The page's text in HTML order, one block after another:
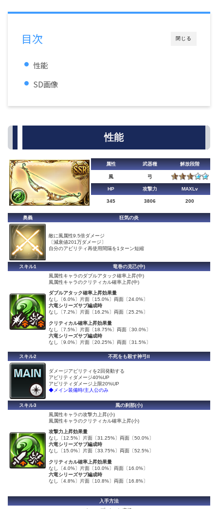
閉じる
目次
性能
SD画像
性能
属性 武器種 解放段階
風 弓
HP 攻撃力 MAXLv
345 3806 200
奥義 狂気の炎
敵に風属性9.5倍ダメージ
〔減衰値201万ダメージ〕
自分のアビリティ再使用間隔を1ターン短縮
スキル1
竜巻の克己(中)
風属性キャラのダブルアタック確率上昇(中)
風属性キャラのクリティカル確率上昇(中)
ダブルアタック確率上昇効果量
なし〔6.0%〕片面〔15.0%〕両面〔24.0%〕
六竜シリーズサブ編成時
なし〔7.2%〕片面〔16.2%〕両面〔25.2%〕
クリティカル確率上昇効果量
なし〔7.5%〕片面〔18.75%〕両面〔30.0%〕
六竜シリーズサブ編成時
なし〔9.0%〕片面〔20.25%〕両面〔31.5%〕
スキル2 不死をも殺す神弓II
ダメージアビリティを2回発動する
アビリティダメージ40%UP
アビリティダメージ上限20%UP
◆メイン装備時/主人公のみ
スキル3
風の刹那(小)
風属性キャラの攻撃力上昇(小)
風属性キャラのクリティカル確率上昇(小)
攻撃力上昇効果量
なし〔12.5%〕片面〔31.25%〕両面〔50.0%〕
六竜シリーズサブ編成時
なし〔15.0%〕片面〔33.75%〕両面〔52.5%〕
クリティカル確率上昇効果量
なし〔4.0%〕片面〔10.0%〕両面〔16.0%〕
六竜シリーズサブ編成時
なし〔4.8%〕片面〔10.8%〕両面〔16.8%〕
入手方法